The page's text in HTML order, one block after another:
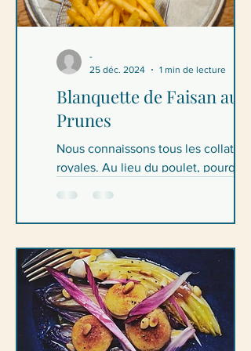
Blanquette de Faisan aux
Prunes
Nous connaissons tous les collations
royales. Au lieu du poulet, pourquoi
-
25 déc. 2024
1 min de lecture